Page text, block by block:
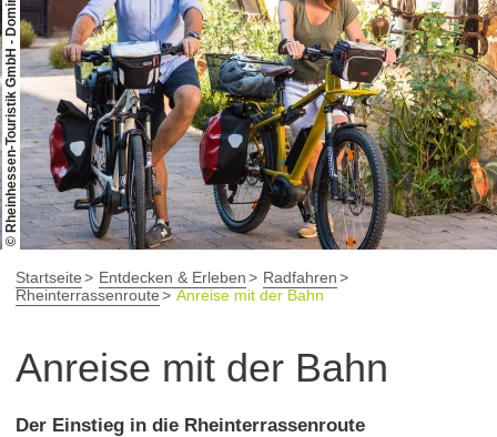
Kultur & Events
Buchen & Service
© Rheinhessen-Touristik GmbH - Dominik Ketz
Startseite Entdecken & Erleben
Radfahren
Rheinterrassenroute
Anreise mit der Bahn
Anreise mit der Bahn
Der Einstieg in die Rheinterrassenroute